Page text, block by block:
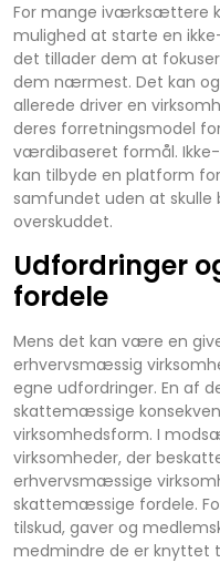
For mange iværksættere
mulighed at starte en
det tillader dem at
dem nærmest. Det kan
allerede driver en
deres forretningsmodel
værdibaseret formål.
kan tilbyde en platform
samfundet uden at skulle
overskuddet.
Udfordringer
fordele
Mens det kan være en
erhvervsmæssig
egne udfordringer. En af
skattemæssige
virksomhedsform. I
virksomheder, der
erhvervsmæssige
skattemæssige fordele.
tilskud, gaver og
medmindre de er knyttet